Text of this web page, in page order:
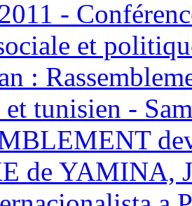
-
et
:
et tunisien -
de YAMINA,